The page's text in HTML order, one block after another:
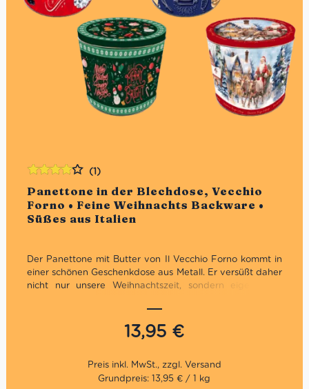
Panettone in der Blechdose, Vecchio
Forno • Feine Weihnachts Backware •
Süßes aus Italien
(1)
Der Panettone mit Butter von Il Vecchio Forno kommt in
einer schönen Geschenkdose aus Metall. Er versüßt daher
nicht nur unsere Weihnachtszeit, sondern eigent sich
Familie – einfach perfekt und ein Muss zu jeder
13,95 €
mit4.00
von 5
Grundpreis: 13,95 € / 1 kg